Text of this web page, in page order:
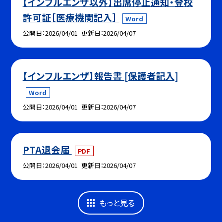
許可証［医療機関記入］
Word
公開日 2026/04/01 更新日 2026/04/07
【インフルエンザ】報告書 [保護者記入]
Word
公開日 2026/04/01 更新日 2026/04/07
PTA退会届
PDF
公開日 2026/04/01 更新日 2026/04/07
もっと見る